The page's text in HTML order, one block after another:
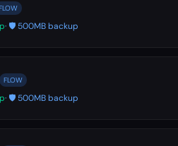
· 🛡️ 500MB backup
FLOW
· 🛡️ 500MB backup